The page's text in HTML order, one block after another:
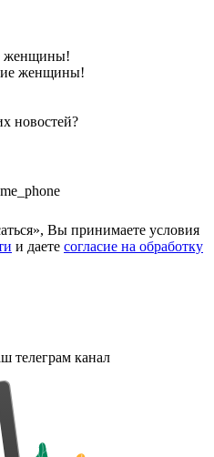
женщины!
новостей?
Вы принимаете условия
и даете согласие на обработку
телеграм канал